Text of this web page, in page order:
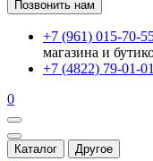
Позвонить нам
+7 (961) 015-70-
магазина и
+7 (4822) 79-01-01
0
Каталог Другое